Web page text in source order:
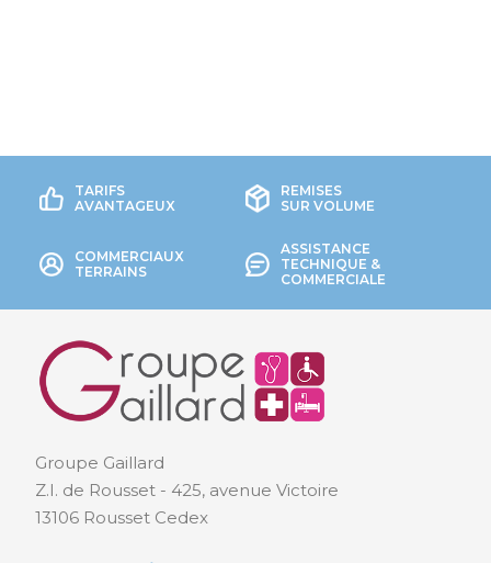
TARIFS
AVANTAGEUX
REMISES
SUR VOLUME
COMMERCIAUX
TERRAINS
ASSISTANCE
TECHNIQUE &
COMMERCIALE
Groupe Gaillard
Z.I. de Rousset - 425, avenue Victoire
13106 Rousset Cedex